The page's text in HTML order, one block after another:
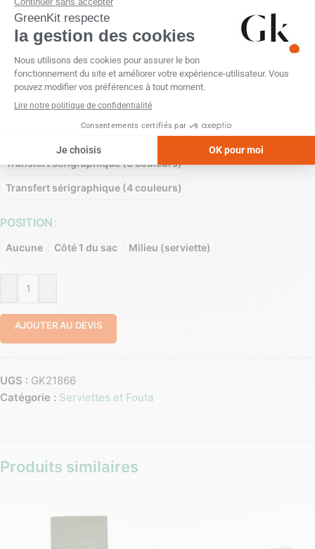
Broderie Sans personnalisation Sérigraphie (1 couleur)
Sérigraphie (2 couleurs) Sérigraphie (3 couleurs)
Sérigraphie (4 couleurs) Transfert numérique
Transfert réfléchissant (1 couleur)
Transfert sérigraphique (1 couleur)
Transfert sérigraphique (2 couleurs)
Transfert sérigraphique (3 couleurs)
Transfert sérigraphique (4 couleurs)
POSITION
Aucune Côté 1 du sac Milieu (serviette)
AJOUTER AU DEVIS
UGS : GK21866
Catégorie : Serviettes et Fouta
Produits similaires